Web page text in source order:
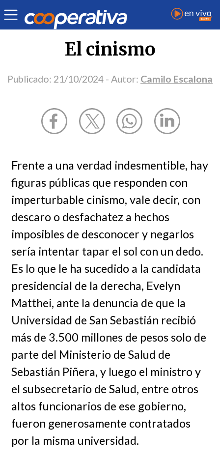
Opinión | Camilo Escalona
El cinismo
Publicado: 21/10/2024 - Autor: Camilo Escalona
Frente a una verdad indesmentible, hay
figuras públicas que responden con
imperturbable cinismo, vale decir, con
descaro o desfachatez a hechos
imposibles de desconocer y negarlos
sería intentar tapar el sol con un dedo.
Es lo que le ha sucedido a la candidata
presidencial de la derecha, Evelyn
Matthei, ante la denuncia de que la
Universidad de San Sebastián recibió
más de 3.500 millones de pesos solo de
parte del Ministerio de Salud de
Sebastián Piñera, y luego el ministro y
el subsecretario de Salud, entre otros
altos funcionarios de ese gobierno,
fueron generosamente contratados
por la misma universidad.